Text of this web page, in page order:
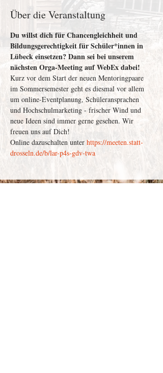
Über die Veranstaltung
Du willst dich für Chancengleichheit und
Bildungsgerechtigkeit für Schüler*innen in
Lübeck einsetzen? Dann sei bei unserem
nächsten Orga-Meeting auf WebEx dabei!
Kurz vor dem Start der neuen Mentoringpaare
im Sommersemester geht es diesmal vor allem
um online-Eventplanung, Schüleransprachen
und Hochschulmarketing - frischer Wind und
neue Ideen sind immer gerne gesehen. Wir
freuen uns auf Dich!
Online dazuschalten unter https://meeten.statt-
drosseln.de/b/lar-p4s-gdv-twa